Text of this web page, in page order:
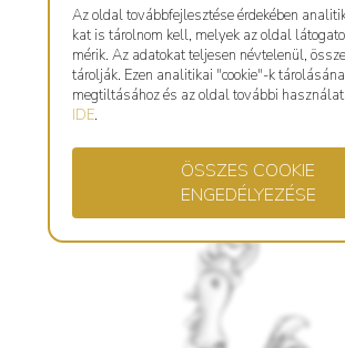
Az oldal továbbfejlesztése érdekében
kat is tárolnom kell, melyek az oldal
mérik. Az adatokat teljesen névtelenül,
tárolják. Ezen analitikai "cookie"-k
megtiltásához és az oldal további
IDE.
ÖSSZES COOKIE
ENGEDÉLYEZÉSE